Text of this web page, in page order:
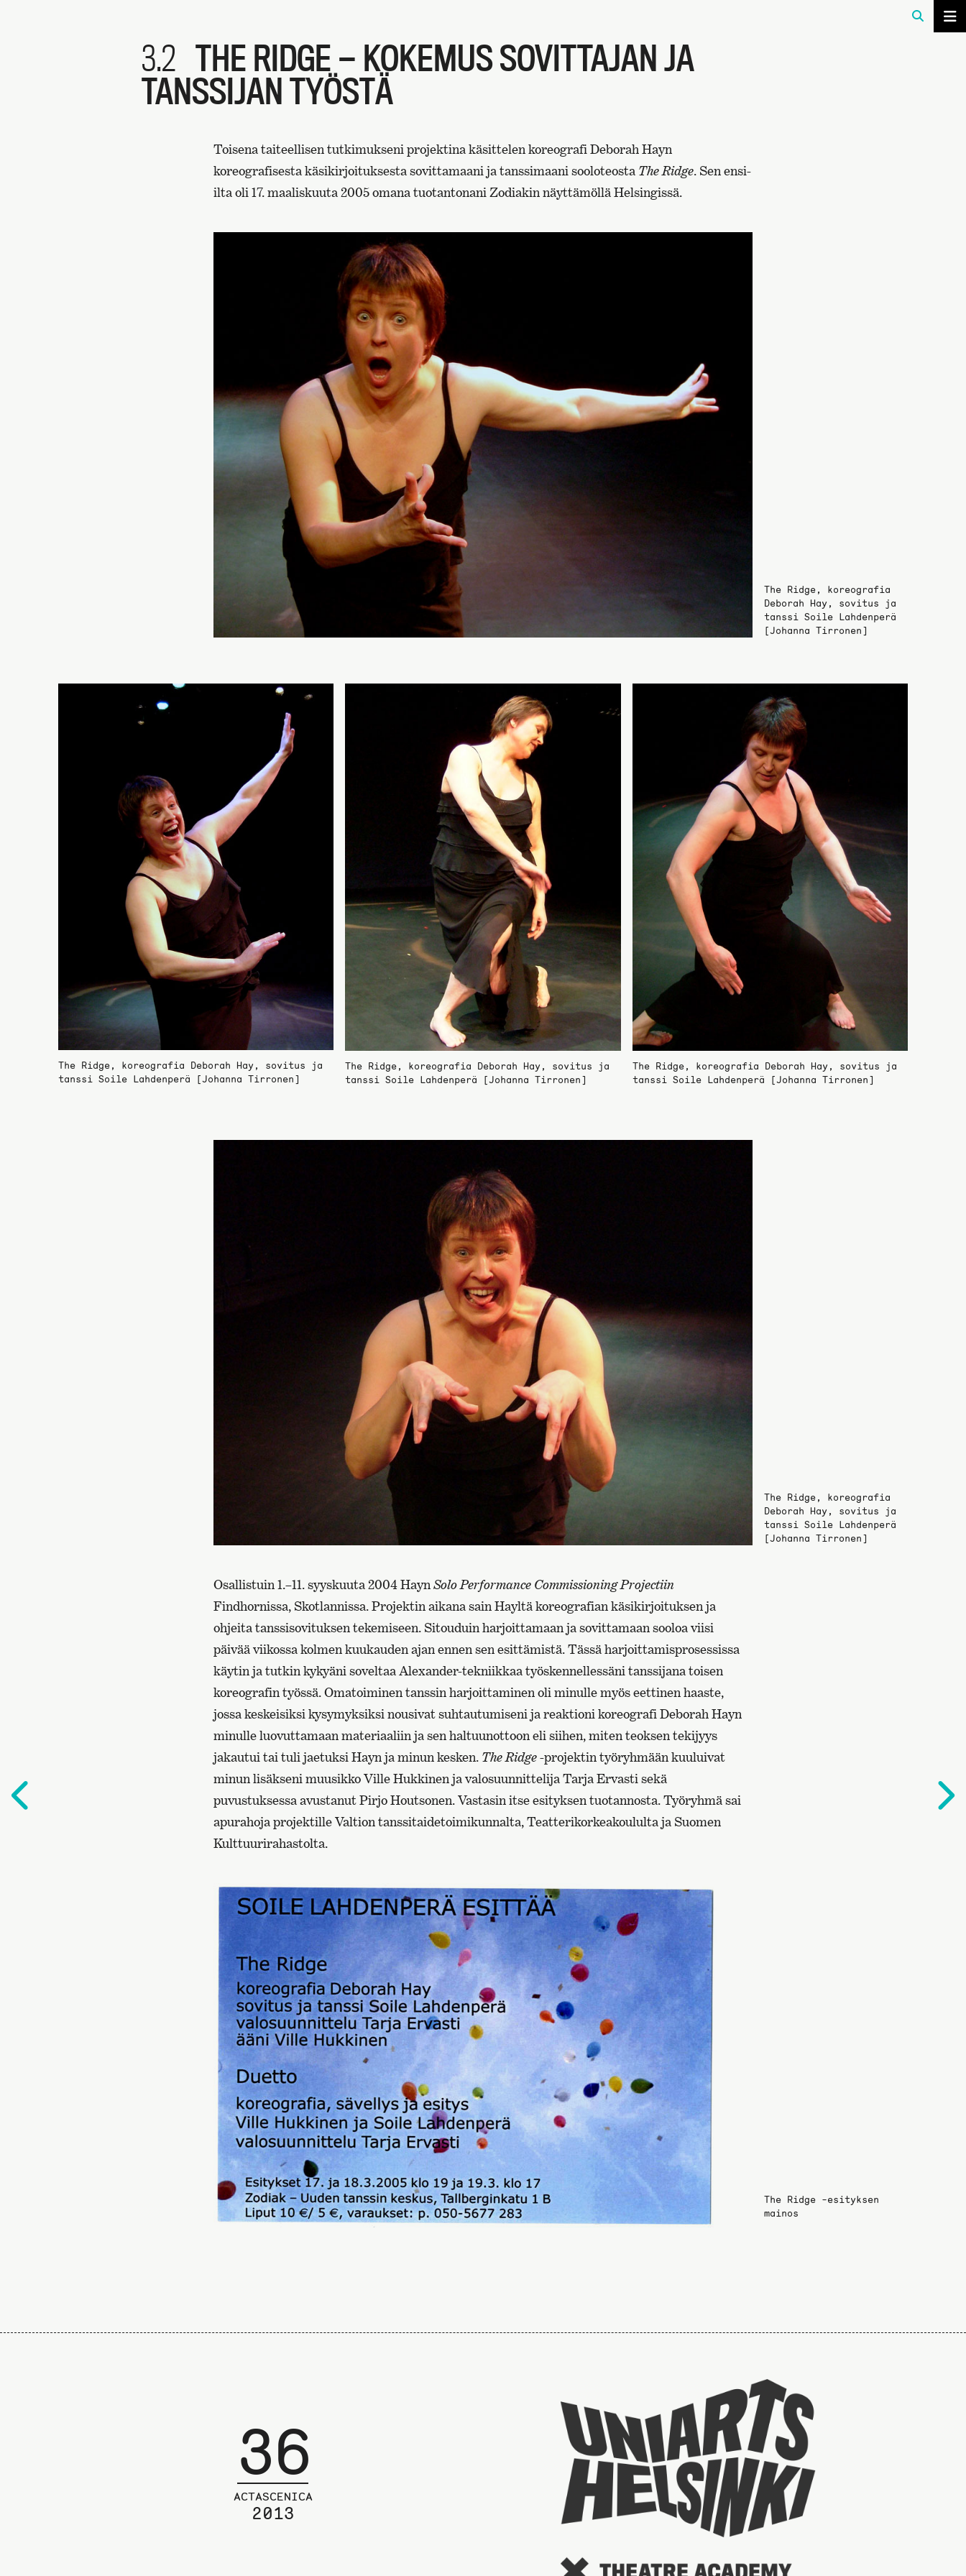
3.2 THE RIDGE — KOKEMUS SOVITTAJAN JA
TANSSIJAN TYÖSTÄ
Toisena taiteellisen tutkimukseni projektina käsittelen koreografi Deborah Hayn
koreografisesta käsikirjoituksesta sovittamaani ja tanssimaani sooloteosta The Ridge. Sen ensi-
ilta oli 17. maaliskuuta 2005 omana tuotantonani Zodiakin näyttämöllä Helsingissä.
The Ridge, koreografia
Deborah Hay, sovitus ja
tanssi Soile Lahdenperä
[Johanna Tirronen]
The Ridge, koreografia Deborah Hay, sovitus ja
tanssi Soile Lahdenperä [Johanna Tirronen]
The Ridge, koreografia Deborah Hay, sovitus ja
tanssi Soile Lahdenperä [Johanna Tirronen]
The Ridge, koreografia Deborah Hay, sovitus ja
tanssi Soile Lahdenperä [Johanna Tirronen]
The Ridge, koreografia
Deborah Hay, sovitus ja
tanssi Soile Lahdenperä
[Johanna Tirronen]
Osallistuin 1.–11. syyskuuta 2004 Hayn Solo Performance Commissioning Projectiin
Findhornissa, Skotlannissa. Projektin aikana sain Hayltä koreografian käsikirjoituksen ja
ohjeita tanssisovituksen tekemiseen. Sitouduin harjoittamaan ja sovittamaan sooloa viisi
päivää viikossa kolmen kuukauden ajan ennen sen esittämistä. Tässä harjoittamisprosessissa
käytin ja tutkin kykyäni soveltaa Alexander-tekniikkaa työskennellessäni tanssijana toisen
koreografin työssä. Omatoiminen tanssin harjoittaminen oli minulle myös eettinen haaste,
jossa keskeisiksi kysymyksiksi nousivat suhtautumiseni ja reaktioni koreografi Deborah Hayn
minulle luovuttamaan materiaaliin ja sen haltuunottoon eli siihen, miten teoksen tekijyys
jakautui tai tuli jaetuksi Hayn ja minun kesken. The Ridge-projektin työryhmään kuuluivat
minun lisäkseni muusikko Ville Hukkinen ja valosuunnittelija Tarja Ervasti sekä
puvustuksessa avustanut Pirjo Houtsonen. Vastasin itse esityksen tuotannosta. Työryhmä sai
apurahoja projektille Valtion tanssitaidetoimikunnalta, Teatterikorkeakoululta ja Suomen
Kulttuurirahastolta.
The Ridge -esityksen
mainos
36
ACTASCENICA
2013